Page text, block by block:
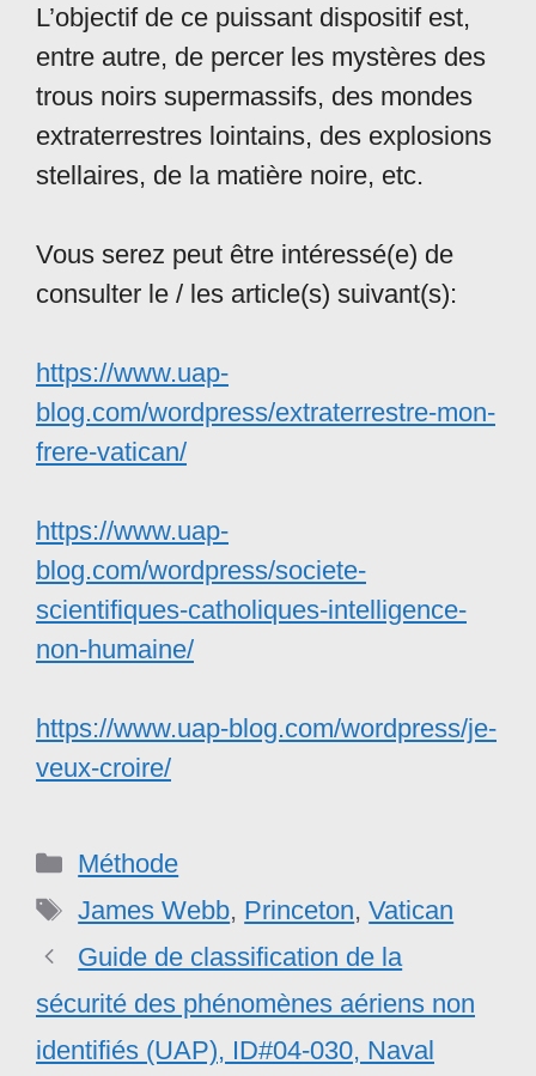
L’objectif de ce puissant dispositif est,
entre autre, de percer les mystères des
trous noirs supermassifs, des mondes
extraterrestres lointains, des explosions
stellaires, de la matière noire, etc.
Vous serez peut être intéressé(e) de
consulter le / les article(s) suivant(s):
https://www.uap-
blog.com/wordpress/extraterrestre-mon-
frere-vatican/
https://www.uap-
blog.com/wordpress/societe-
scientifiques-catholiques-intelligence-
non-humaine/
https://www.uap-blog.com/wordpress/je-
veux-croire/
Catégories
Méthode
Étiquettes
James Webb, Princeton,Vatican
Guide de classification de la
sécurité des phénomènes aériens non
identifiés (UAP), ID#04-030, Naval